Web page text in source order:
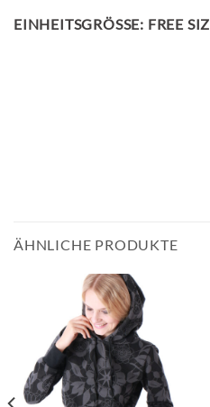
EINHEITSGRÖSSE: FREE SIZE
ÄHNLICHE PRODUKTE